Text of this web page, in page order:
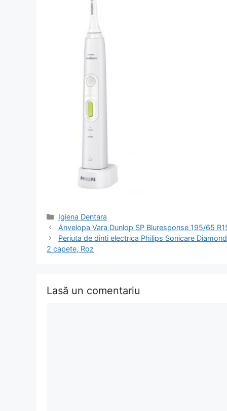
Categorii
Igiena Dentara
Navigare
în
articol
Anvelopa Vara Dunlop SP Bluresponse 195/65
Periuta de dinti electrica Philips Sonicare
2 capete, Roz
Lasă un comentariu